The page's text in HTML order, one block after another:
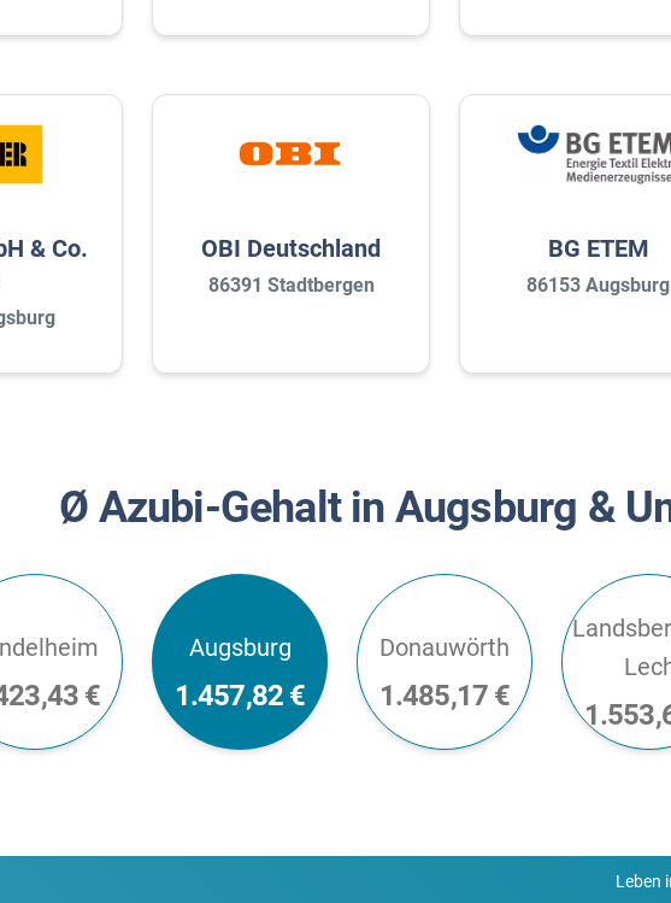
& Co.
OBI Deutschland
86391 Stadtbergen
BG ETEM
86153 Augsburg
Ø Azubi-Gehalt in Augsburg &
€
Augsburg
1.457,82 €
Donauwörth
1.485,17 €
Leben